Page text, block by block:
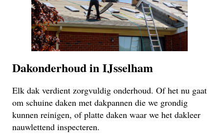
Dakonderhoud in IJsselham
Elk dak verdient zorgvuldig onderhoud. Of het nu gaat
om schuine daken met dakpannen die we grondig
kunnen reinigen, of platte daken waar we het dakleer
nauwlettend inspecteren.